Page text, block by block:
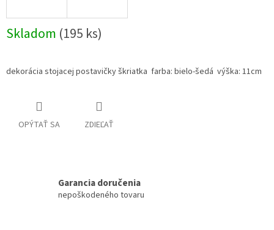
Skladom (195 ks)
dekorácia stojacej postavičky škriatka farba: bielo-šedá výška: 11cm
OPÝTAŤ SA ZDIEĽAŤ
Garancia doručenia
nepoškodeného tovaru